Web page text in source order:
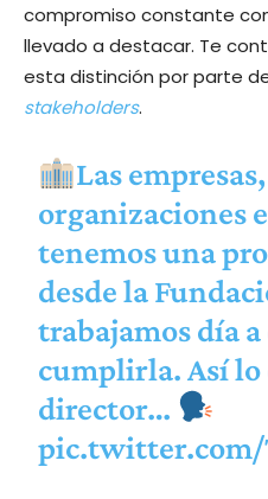
compromiso constante
llevado a destacar. Te
esta distinción por parte
stakeholders.
Las
organizaciones
tenemos una
desde la
trabajamos día
cumplirla. Así lo
director…
pic.twitter.com/